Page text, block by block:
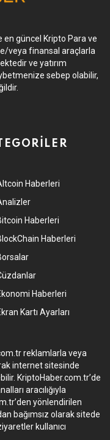
en güncel Kripto Para ve
veya finansal araçlarla
ve yatırım
sebep olabilir,
Haberleri
Haberleri
Haberleri
Haberleri
Kartı Ayarları
reklamlarla veya
internet sitesinde
KriptoHaber.com.tr’de
aracılığıyla
yönlendirilen
bağımsız olarak sitede
kullanıcı